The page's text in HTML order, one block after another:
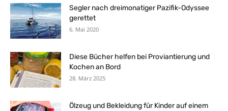
Segler nach dreimonatiger Pazifik-Odyssee
gerettet
6. Mai 2020
Diese Bücher helfen bei Proviantierung und
Kochen an Bord
28. März 2025
Ölzeug und Bekleidung für Kinder auf einem